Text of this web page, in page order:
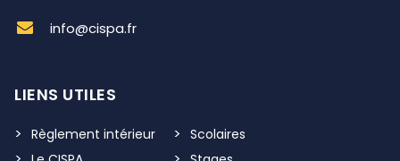
info@cispa.fr
LIENS UTILES
Règlement intérieur
Scolaires